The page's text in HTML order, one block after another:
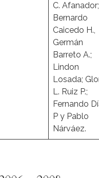
C. Afanador;
Bernardo
Caicedo H.,
Germán
Barreto A.;
Lindon
Losada;
L. Ruiz P.;
Fernando
P y Pablo
Nárváez.